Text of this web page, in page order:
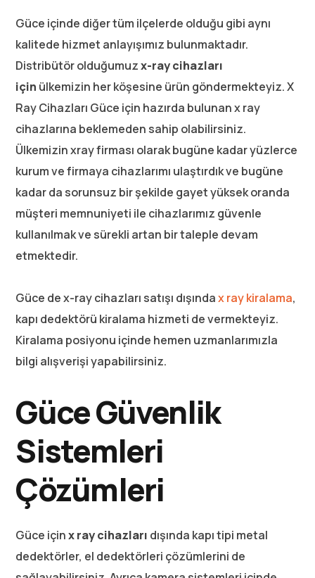
Güce içinde diğer tüm ilçelerde olduğu gibi aynı
kalitede hizmet anlayışımız bulunmaktadır.
Distribütör olduğumuzx-ray cihazları
için ülkemizin her köşesine ürün göndermekteyiz. X
Ray Cihazları Güce için hazırda bulunan x ray
cihazlarına beklemeden sahip olabilirsiniz.
Ülkemizin xray firması olarak bugüne kadar yüzlerce
kurum ve firmaya cihazlarımı ulaştırdık ve bugüne
kadar da sorunsuz bir şekilde gayet yüksek oranda
müşteri memnuniyeti ile cihazlarımız güvenle
kullanılmak ve sürekli artan bir taleple devam
etmektedir.
Güce de x-ray cihazları satışı dışındax ray kiralama,
kapı dedektörü kiralama hizmeti de vermekteyiz.
Kiralama posiyonu içinde hemen uzmanlarımızla
bilgi alışverişi yapabilirsiniz.
Güce Güvenlik
Sistemleri
Çözümleri
Güce içinx ray cihazları dışında kapı tipi metal
dedektörler, el dedektörleri çözümlerini de